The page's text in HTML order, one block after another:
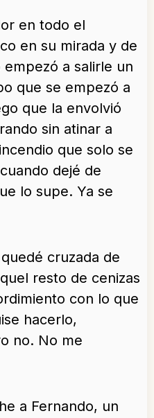
en todo el
en su mirada y de
a salirle un
que se empezó a
que la envolvió
sin atinar a
que solo se
dejé de
lo supe. Ya se
cruzada de
resto de cenizas
con lo que
hacerlo,
no. No me
a Fernando, un